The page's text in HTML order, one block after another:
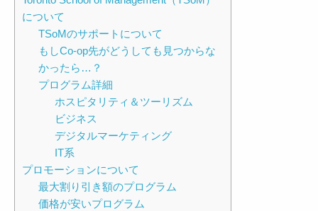
について
TSoMのサポートについて
もしCo-op先がどうしても見つからな
かったら…？
プログラム詳細
ホスピタリティ＆ツーリズム
ビジネス
デジタルマーケティング
IT系
プロモーションについて
最大割り引き額のプログラム
価格が安いプログラム